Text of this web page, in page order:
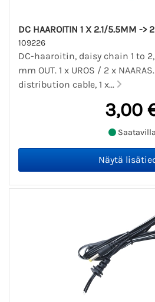
DC HAAROITIN 1 X 2.1/
109226
DC-haaroitin, daisy chain 1 to 2,
mm OUT. 1 x UROS / 2 x
distribution cable, 1 x...
3,00
Saatavilla